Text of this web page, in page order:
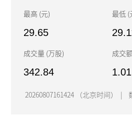
最高 (元)
29.65
最低 (
成交量 (万股)
342.84
成交
1.01
20260807161424 （北京时间） |